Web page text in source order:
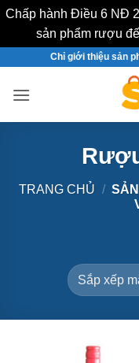
Chấp hành Điều 6 NĐ
sản phẩm rượu
nội
Chỉ giới thiệu sản
TRANG CHỦ /